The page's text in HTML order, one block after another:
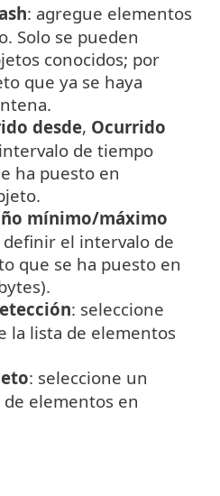
: agregue elementos
Solo se pueden
conocidos; por
que ya se haya
desde, Ocurrido
de tiempo
ha puesto en
mínimo/máximo
el intervalo de
que se ha puesto en
: seleccione
la lista de elementos
: seleccione un
elementos en